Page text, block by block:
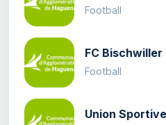
Football
FC Bischwiller
Football
Union